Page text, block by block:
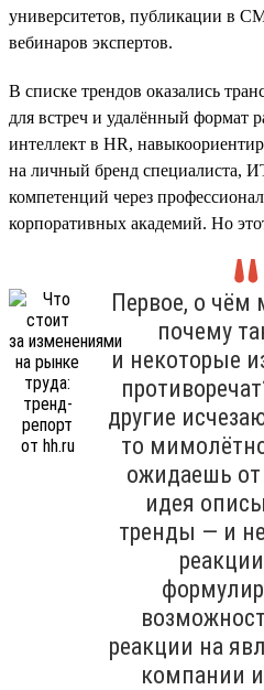
университетов, публикации в
вебинаров экспертов.
В списке трендов оказались
для встреч и удалённый формат
интеллект в HR,
на личный бренд специалиста,
компетенций через
корпоративных академий. Но
Первое, о
почему
и некоторые
другие
то
ожидаешь
идея
тренды — и
реакции на
компании